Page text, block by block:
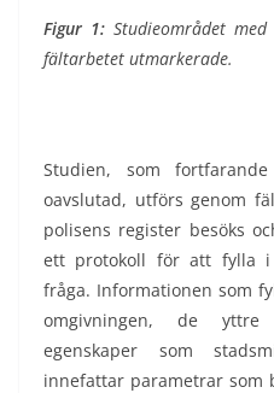
Figur 1:Studieområdet
fältarbetet utmarkerade.
Studien, som
oavslutad, utförs genom
polisens register besöks
ett protokoll för att fylla
fråga. Informationen som
omgivningen, de
egenskaper som
innefattar parametrar som